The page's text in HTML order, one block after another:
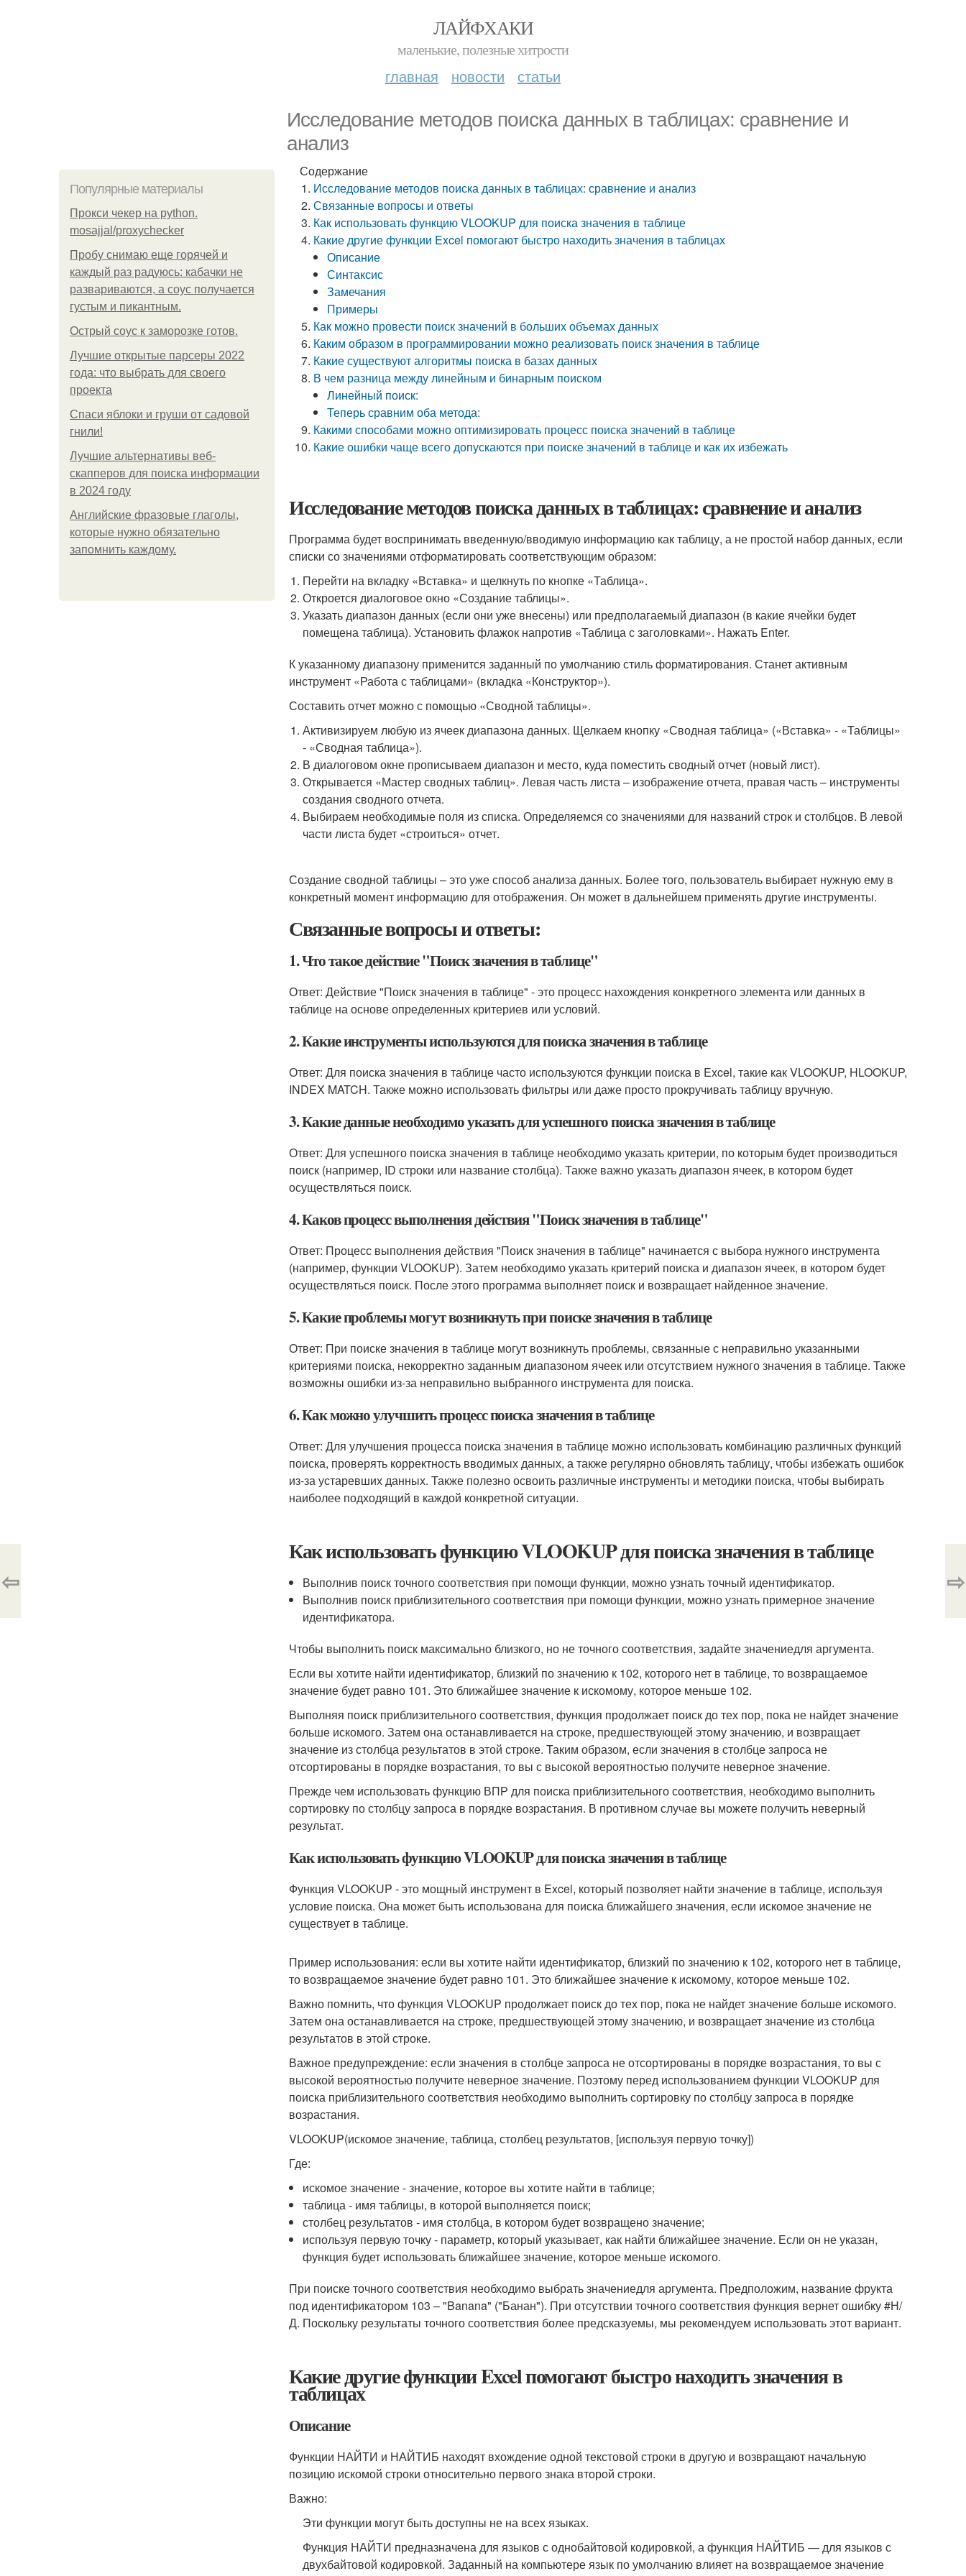
ЛАЙФХАКИ
маленькие, полезные хитрости
главная новости статьи
Исследование методов поиска данных в таблицах: сравнение и
анализ
Популярные материалы
Прокси чекер на python.
mosajjal/proxychecker
Пробу снимаю еще горячей и
каждый раз радуюсь: кабачки не
развариваются, а соус получается
густым и пикантным.
Острый соус к заморозке готов.
Лучшие открытые парсеры 2022
года: что выбрать для своего
проекта
Спаси яблоки и груши от садовой
гнили!
Лучшие альтернативы веб-
скапперов для поиска информации
в 2024 году
Английские фразовые глаголы,
которые нужно обязательно
запомнить каждому.
Содержание
Исследование методов поиска данных в таблицах: сравнение и анализ
Связанные вопросы и ответы
Как использовать функцию VLOOKUP для поиска значения в таблице
Какие другие функции Excel помогают быстро находить значения в таблицах
Описание
Синтаксис
Замечания
Примеры
Как можно провести поиск значений в больших объемах данных
Каким образом в программировании можно реализовать поиск значения в таблице
Какие существуют алгоритмы поиска в базах данных
В чем разница между линейным и бинарным поиском
Линейный поиск:
Теперь сравним оба метода:
Какими способами можно оптимизировать процесс поиска значений в таблице
Какие ошибки чаще всего допускаются при поиске значений в таблице и как их избежать
Исследование методов поиска данных в таблицах: сравнение и анализ
Программа будет воспринимать введенную/вводимую информацию как таблицу, а не простой набор данных, если
списки со значениями отформатировать соответствующим образом:
Перейти на вкладку «Вставка» и щелкнуть по кнопке «Таблица».
Откроется диалоговое окно «Создание таблицы».
Указать диапазон данных (если они уже внесены) или предполагаемый диапазон (в какие ячейки будет
помещена таблица). Установить флажок напротив «Таблица с заголовками». Нажать Enter.
К указанному диапазону применится заданный по умолчанию стиль форматирования. Станет активным
инструмент «Работа с таблицами» (вкладка «Конструктор»).
Составить отчет можно с помощью «Сводной таблицы».
Активизируем любую из ячеек диапазона данных. Щелкаем кнопку «Сводная таблица» («Вставка» - «Таблицы»
- «Сводная таблица»).
В диалоговом окне прописываем диапазон и место, куда поместить сводный отчет (новый лист).
Открывается «Мастер сводных таблиц». Левая часть листа – изображение отчета, правая часть – инструменты
создания сводного отчета.
Выбираем необходимые поля из списка. Определяемся со значениями для названий строк и столбцов. В левой
части листа будет «строиться» отчет.
Создание сводной таблицы – это уже способ анализа данных. Более того, пользователь выбирает нужную ему в
конкретный момент информацию для отображения. Он может в дальнейшем применять другие инструменты.
Связанные вопросы и ответы:
1. Что такое действие "Поиск значения в таблице"
Ответ: Действие "Поиск значения в таблице" - это процесс нахождения конкретного элемента или данных в
таблице на основе определенных критериев или условий.
2. Какие инструменты используются для поиска значения в таблице
Ответ: Для поиска значения в таблице часто используются функции поиска в Excel, такие как VLOOKUP, HLOOKUP,
INDEX MATCH. Также можно использовать фильтры или даже просто прокручивать таблицу вручную.
3. Какие данные необходимо указать для успешного поиска значения в таблице
Ответ: Для успешного поиска значения в таблице необходимо указать критерии, по которым будет производиться
поиск (например, ID строки или название столбца). Также важно указать диапазон ячеек, в котором будет
осуществляться поиск.
4. Каков процесс выполнения действия "Поиск значения в таблице"
Ответ: Процесс выполнения действия "Поиск значения в таблице" начинается с выбора нужного инструмента
(например, функции VLOOKUP). Затем необходимо указать критерий поиска и диапазон ячеек, в котором будет
осуществляться поиск. После этого программа выполняет поиск и возвращает найденное значение.
5. Какие проблемы могут возникнуть при поиске значения в таблице
Ответ: При поиске значения в таблице могут возникнуть проблемы, связанные с неправильно указанными
критериями поиска, некорректно заданным диапазоном ячеек или отсутствием нужного значения в таблице. Также
возможны ошибки из-за неправильно выбранного инструмента для поиска.
6. Как можно улучшить процесс поиска значения в таблице
Ответ: Для улучшения процесса поиска значения в таблице можно использовать комбинацию различных функций
поиска, проверять корректность вводимых данных, а также регулярно обновлять таблицу, чтобы избежать ошибок
из-за устаревших данных. Также полезно освоить различные инструменты и методики поиска, чтобы выбирать
наиболее подходящий в каждой конкретной ситуации.
Как использовать функцию VLOOKUP для поиска значения в таблице
Выполнив поиск точного соответствия при помощи функции, можно узнать точный идентификатор.
Выполнив поиск приблизительного соответствия при помощи функции, можно узнать примерное значение
идентификатора.
Чтобы выполнить поиск максимально близкого, но не точного соответствия, задайте значениедля аргумента.
Если вы хотите найти идентификатор, близкий по значению к 102, которого нет в таблице, то возвращаемое
значение будет равно 101. Это ближайшее значение к искомому, которое меньше 102.
Выполняя поиск приблизительного соответствия, функция продолжает поиск до тех пор, пока не найдет значение
больше искомого. Затем она останавливается на строке, предшествующей этому значению, и возвращает
значение из столбца результатов в этой строке. Таким образом, если значения в столбце запроса не
отсортированы в порядке возрастания, то вы с высокой вероятностью получите неверное значение.
Прежде чем использовать функцию ВПР для поиска приблизительного соответствия, необходимо выполнить
сортировку по столбцу запроса в порядке возрастания. В противном случае вы можете получить неверный
результат.
Как использовать функцию VLOOKUP для поиска значения в таблице
Функция VLOOKUP - это мощный инструмент в Excel, который позволяет найти значение в таблице, используя
условие поиска. Она может быть использована для поиска ближайшего значения, если искомое значение не
существует в таблице.
Пример использования: если вы хотите найти идентификатор, близкий по значению к 102, которого нет в таблице,
то возвращаемое значение будет равно 101. Это ближайшее значение к искомому, которое меньше 102.
Важно помнить, что функция VLOOKUP продолжает поиск до тех пор, пока не найдет значение больше искомого.
Затем она останавливается на строке, предшествующей этому значению, и возвращает значение из столбца
результатов в этой строке.
Важное предупреждение: если значения в столбце запроса не отсортированы в порядке возрастания, то вы с
высокой вероятностью получите неверное значение. Поэтому перед использованием функции VLOOKUP для
поиска приблизительного соответствия необходимо выполнить сортировку по столбцу запроса в порядке
возрастания.
VLOOKUP(искомое значение, таблица, столбец результатов, [используя первую точку])
Где:
искомое значение- значение, которое вы хотите найти в таблице;
таблица- имя таблицы, в которой выполняется поиск;
столбец результатов - имя столбца, в котором будет возвращено значение;
используя первую точку- параметр, который указывает, как найти ближайшее значение. Если он не указан,
функция будет использовать ближайшее значение, которое меньше искомого.
При поиске точного соответствия необходимо выбрать значениедля аргумента. Предположим, название фрукта
под идентификатором 103 – "Banana" ("Банан"). При отсутствии точного соответствия функция вернет ошибку #Н/
Д. Поскольку результаты точного соответствия более предсказуемы, мы рекомендуем использовать этот вариант.
Какие другие функции Excel помогают быстро находить значения в
таблицах
Описание
Функции НАЙТИ и НАЙТИБ находят вхождение одной текстовой строки в другую и возвращают начальную
позицию искомой строки относительно первого знака второй строки.
Важно:
Эти функции могут быть доступны не на всех языках.
Функция НАЙТИ предназначена для языков с однобайтовой кодировкой, а функция НАЙТИБ — для языков с
двухбайтовой кодировкой. Заданный на компьютере язык по умолчанию влияет на возвращаемое значение
⇦ ⇨